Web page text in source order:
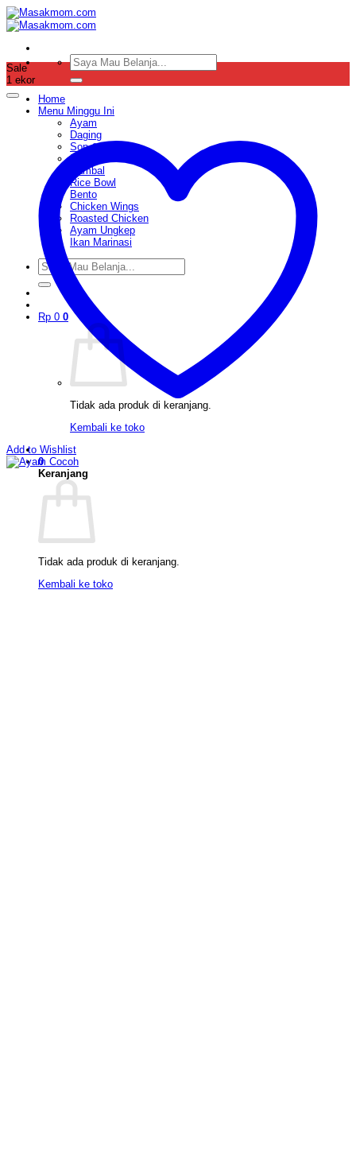
Skip
to
content
Pencarian
untuk:
Home
Menu Minggu Ini
Ayam
Daging
Sop & Soto
Ikan
Sambal
Rice Bowl
Bento
Chicken Wings
Roasted Chicken
Ayam Ungkep
Ikan Marinasi
Pencarian
untuk:
Rp 0 0
Tidak ada produk di keranjang.
Kembali ke toko
0
Keranjang
Tidak ada produk di keranjang.
Kembali ke toko
Sale
1 ekor
Add to Wishlist